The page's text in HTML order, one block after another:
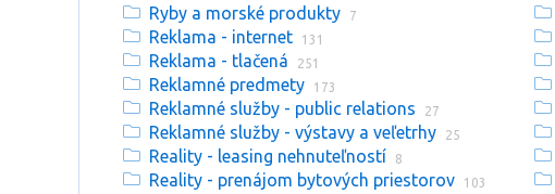
Ryby a morské produkty
7
Reklama - internet
131
Reklama - tlačená
251
Reklamné predmety
173
Reklamné služby - public relations
27
Reklamné služby - výstavy a veľetrhy
25
Reality - leasing nehnuteľností
8
Reality - prenájom bytových priestorov
103